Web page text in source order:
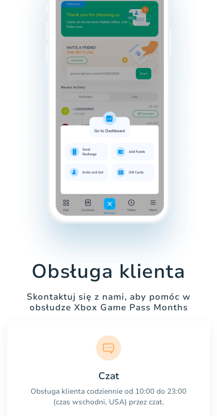
Obsługa klienta
Skontaktuj się z nami, aby pomóc w
obsłudze Xbox Game Pass Months
Czat
Obsługa klienta codziennie od 10:00 do 23:00
(czas wschodni, USA) przez czat.